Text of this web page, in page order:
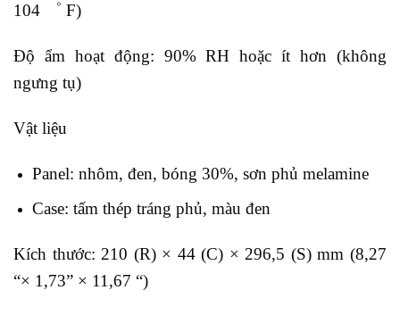
104 ゜ F)
Độ ẩm hoạt động: 90% RH hoặc ít hơn (không
ngưng tụ)
Vật liệu
Panel: nhôm, đen, bóng 30%, sơn phủ melamine
Case: tấm thép tráng phủ, màu đen
Kích thước: 210 (R) × 44 (C) × 296,5 (S) mm (8,27
“× 1,73” × 11,67 “)